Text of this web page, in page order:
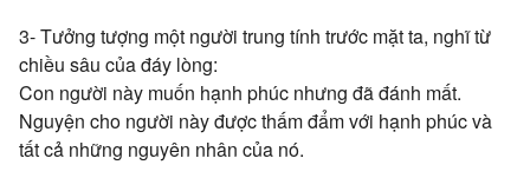
3- Tưởng tượng một người trung tính trước mặt ta, nghĩ từ
chiều sâu của đáy lòng:
Con người này muốn hạnh phúc nhưng đã đánh mất.
Nguyện cho người này được thấm đẩm với hạnh phúc và
tất cả những nguyên nhân của nó.